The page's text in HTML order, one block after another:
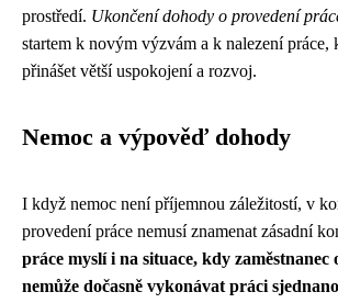
prostředí. Ukončení dohody o provedení
startem k novým výzvám a k nalezení práce,
přinášet větší uspokojení a rozvoj.
Nemoc a výpověď dohody
I když nemoc není příjemnou záležitostí, v
provedení práce nemusí znamenat zásadní
práce myslí i na situace, kdy zaměstnanec
nemůže dočasně vykonávat práci